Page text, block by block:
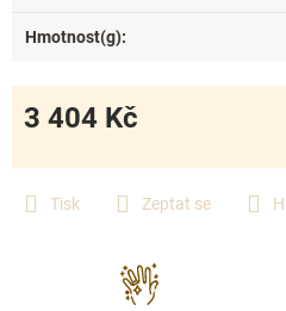
Tisk Zeptat se
3 404 Kč
cena:
Hmotnost(g):